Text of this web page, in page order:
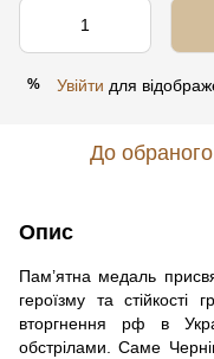
% Увійти для
До обраного
Опис
Пам’ятна медаль
героїзму та
вторгнення рф в
обстрілами. Саме